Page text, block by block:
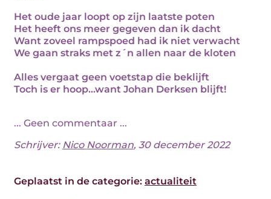
Het oude jaar loopt op zijn laatste poten
Het heeft ons meer gegeven dan ik dacht
Want zoveel rampspoed had ik niet verwacht
We gaan straks met z´n allen naar de kloten
Alles vergaat geen voetstap die beklijft
Toch is er hoop...want Johan Derksen blijft!
... Geen commentaar ...
Schrijver: Nico Noorman, 30 december 2022
Geplaatst in de categorie: actualiteit